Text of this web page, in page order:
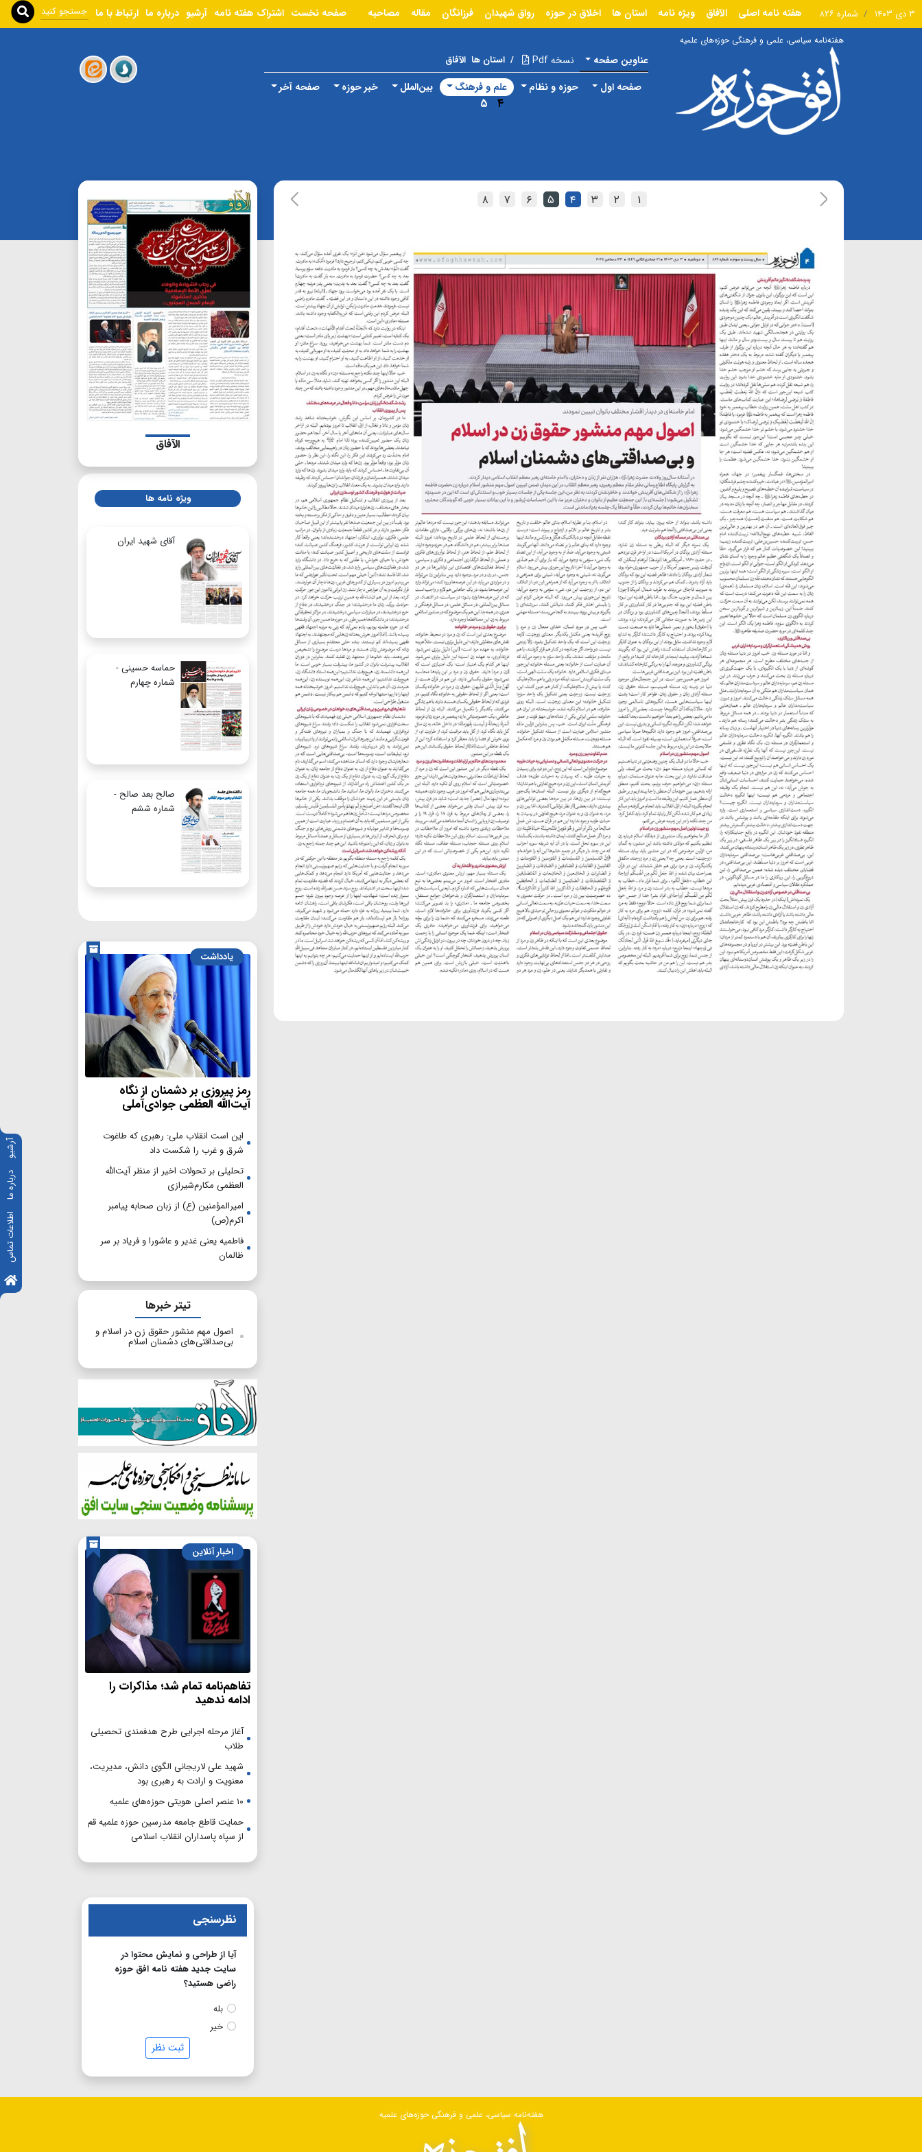
آرشیو
درباره ما
اطلاعات تماس
۳ دی ۱۴۰۳ شماره ۸۲۶ هفته نامه اصلی الآفاق ویژه نامه استان ها اخلاق در حوزه رواق شهیدان فرزانگان مقاله مصاحبه صفحه نخست اشتراک هفته نامه آرشیو درباره ما ارتباط با ما
هفته‌نامه سیاسی، علمی و فرهنگی حوزه‌های علمیه
عناوین صفحه نسخه Pdf / استان ها الآفاق
صفحه اول حوزه و نظام علم و فرهنگ
۴ ۵
بین‌الملل خبر حوزه صفحه آخر
۱ ۲ ۳ ۴ ۵ ۶ ۷ ۸
الآفاق
ویژه نامه ها
آقای شهید ایران
حماسه حسینی -
شماره چهارم
صالح بعد صالح -
شماره ششم
یادداشت
رمز پیروزی بر دشمنان از نگاه
آیت‌الله العظمی جوادی‌آملی
این است انقلاب ملی: رهبری که طاغوت
شرق و غرب را شکست داد
تحلیلی بر تحولات اخیر از منظر آیت‌الله
العظمی مکارم‌شیرازی
امیرالمؤمنین (ع) از زبان صحابه پیامبر
اکرم(ص)
فاطمیه یعنی غدیر و عاشورا و فریاد بر سر
ظالمان
تیتر خبرها
اصول مهم منشور حقوق زن در اسلام و
بی‌صداقتی‌های دشمنان اسلام
اخبار آنلاین
تفاهم‌نامه تمام شد؛ مذاکرات را
ادامه ندهید
آغاز مرحله اجرایی طرح هدفمندی تحصیلی
طلاب
شهید علی لاریجانی الگوی دانش، مدیریت،
معنویت و ارادت به رهبری بود
۱۰ عنصر اصلی هویتی حوزه‌های علمیه
حمایت قاطع جامعه مدرسین حوزه علمیه قم
از سپاه پاسداران انقلاب اسلامی
نظرسنجی
آیا از طراحی و نمایش محتوا در
سایت جدید هفته نامه افق حوزه
راضی هستید؟
بله
خیر
ثبت نظر
هفته‌نامه سیاسی، علمی و فرهنگی حوزه‌های علمیه